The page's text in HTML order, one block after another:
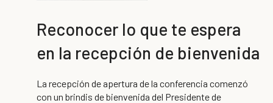
Reconocer lo que te espera
en la recepción de bienvenida
La recepción de apertura de la conferencia comenzó
con un brindis de bienvenida del Presidente de